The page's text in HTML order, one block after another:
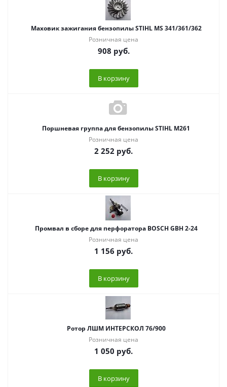
Маховик зажигания бензопилы STIHL MS 341/361/362
Розничная цена
908 руб.
В корзину
Поршневая группа для бензопилы STIHL M261
Розничная цена
2 252 руб.
В корзину
Промвал в сборе для перфоратора BOSCH GBH 2-24
Розничная цена
1 156 руб.
В корзину
Ротор ЛШМ ИНТЕРСКОЛ 76/900
Розничная цена
1 050 руб.
В корзину